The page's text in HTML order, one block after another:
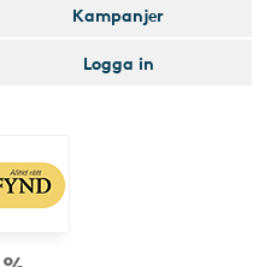
Kampanjer
Logga in